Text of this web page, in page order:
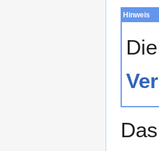
Zur
springen
Zur
springen
Hinweis